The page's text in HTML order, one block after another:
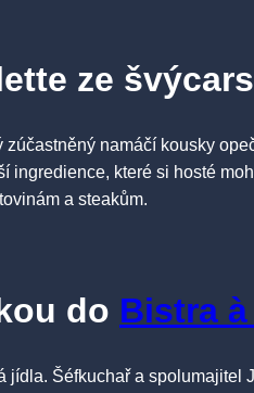
ze
namáčí kousky
které si hosté
a steakům.
do Bistra
Šéfkuchař a